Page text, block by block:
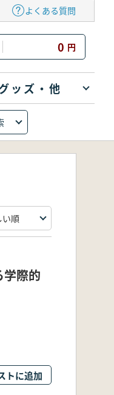
よくある質問
0 円
ッズ・他
学際的
トに追加